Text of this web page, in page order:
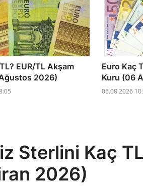
EUR/TL Akşam
2026)
Euro Kaç
Kuru (06
06.08.2026
Sterlini Kaç
2026)